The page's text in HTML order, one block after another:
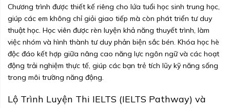
Chương trình được thiết kế riêng cho lứa tuổi học sinh trung học,
giúp các em không chỉ giỏi giao tiếp mà còn phát triển tư duy
thuật học. Học viên được rèn luyện khả năng thuyết trình, làm
việc nhóm và hình thành tư duy phản biện sắc bén. Khóa học hè
độc đáo kết hợp giữa nâng cao năng lực ngôn ngữ và các hoạt
động trải nghiệm thực tế, giúp các bạn trẻ tích lũy kỹ năng sống
trong môi trường năng động.
Lộ Trình Luyện Thi IELTS (IELTS Pathway) và